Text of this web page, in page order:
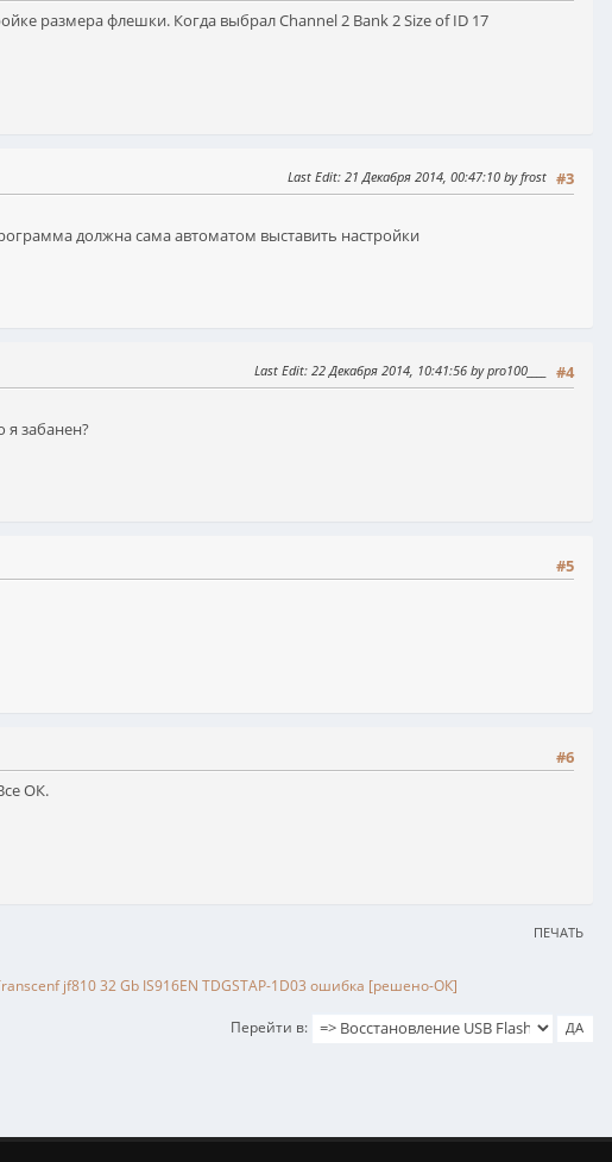
размера флешки. Когда выбрал Channel 2 Bank 2 Size of ID 17
#3
Last Edit: 21 Декабря 2014, 00:47:10 by frost
должна сама автоматом выставить настройки
#4
Last Edit: 22 Декабря 2014, 10:41:56 by pro100____
забанен?
#5
#6
ОК.
ПЕЧАТЬ
jf810 32 Gb IS916EN TDGSTAP-1D03 ошибка [решено-ОК]
Перейти в